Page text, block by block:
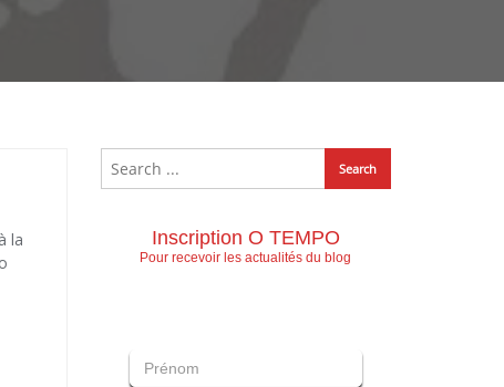
la
Inscription O TEMPO
Pour recevoir les actualités du blog